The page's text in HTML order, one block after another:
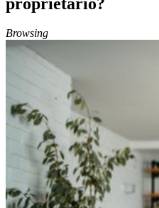
Browsing